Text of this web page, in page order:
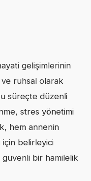
gelişimlerinin
ruhsal olarak
süreçte düzenli
stres yönetimi
hem annenin
için belirleyici
güvenli bir hamilelik